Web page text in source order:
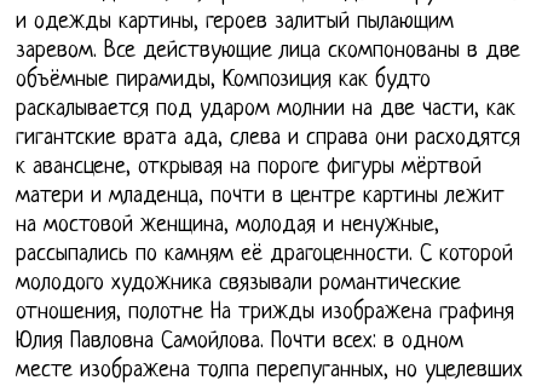
и одежды картины, героев залитый пылающим
заревом. Все действующие лица скомпонованы в две
объёмные пирамиды, Композиция как будто
раскалывается под ударом молнии на две части, как
гигантские врата ада, слева и справа они расходятся
к авансцене, открывая на пороге фигуры мёртвой
матери и младенца, почти в центре картины лежит
на мостовой женщина, молодая и ненужные,
рассыпались по камням её драгоценности. С которой
молодого художника связывали романтические
отношения, полотне На трижды изображена графиня
Юлия Павловна Самойлова. Почти всех: в одном
месте изображена толпа перепуганных, но уцелевших